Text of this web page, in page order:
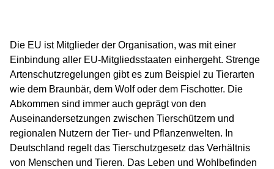
Die EU ist Mitglieder der Organisation, was mit einer
Einbindung aller EU-Mitgliedsstaaten einhergeht. Strenge
Artenschutzregelungen gibt es zum Beispiel zu Tierarten
wie dem Braunbär, dem Wolf oder dem Fischotter. Die
Abkommen sind immer auch geprägt von den
Auseinandersetzungen zwischen Tierschützern und
regionalen Nutzern der Tier- und Pflanzenwelten. In
Deutschland regelt das Tierschutzgesetz das Verhältnis
von Menschen und Tieren. Das Leben und Wohlbefinden